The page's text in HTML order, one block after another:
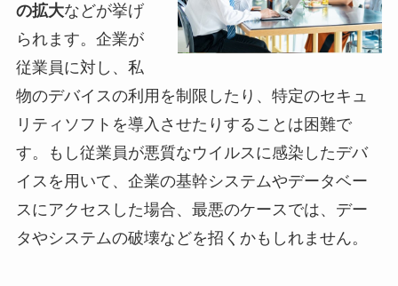
の拡大などが挙げ
られます。企業が
従業員に対し、私
物のデバイスの利用を制限したり、特定のセキュ
リティソフトを導入させたりすることは困難で
す。もし従業員が悪質なウイルスに感染したデバ
イスを用いて、企業の基幹システムやデータベー
スにアクセスした場合、最悪のケースでは、デー
タやシステムの破壊などを招くかもしれません。